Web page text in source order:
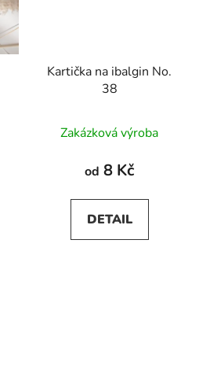
Kartička na ibalgin No.
38
Zakázková výroba
od 8 Kč
DETAIL